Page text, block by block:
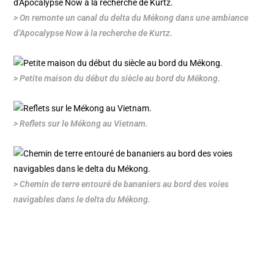
> On remonte un canal du delta du Mékong dans une ambiance
d’Apocalypse Now à la recherche de Kurtz.
> Petite maison du début du siècle au bord du Mékong.
> Reflets sur le Mékong au Vietnam.
> Chemin de terre entouré de bananiers au bord des voies
navigables dans le delta du Mékong.